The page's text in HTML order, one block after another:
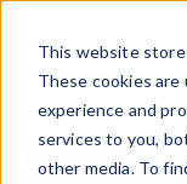
This website
These cookies
experience and
services to you,
other media. To